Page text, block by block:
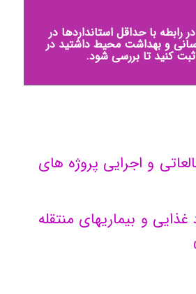
رابطه با حداقل استانداردها در
و بهداشت محیط داشتید در
کنید تا بررسی شود.
و اجرایی پروژه های
و بیماریهای منتقله